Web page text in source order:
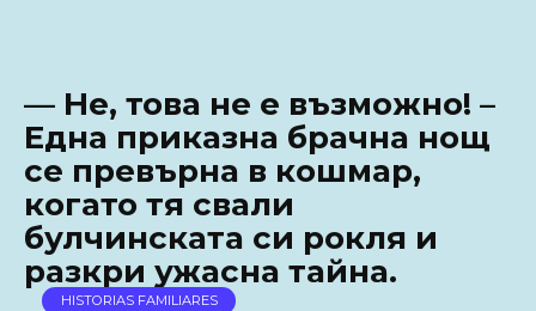
— Не, това не е възможно! –
Една приказна брачна нощ
се превърна в кошмар,
когато тя свали
булчинската си рокля и
разкри ужасна тайна.
HISTORIAS FAMILIARES